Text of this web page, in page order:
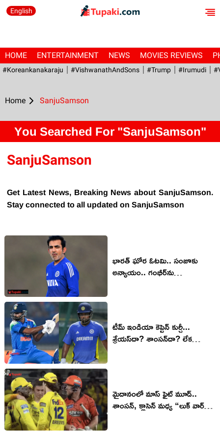
English
HOME ENTERTAINMENT NEWS MOVIES REVIEWS
#Koreankanakaraju #VishwanathAndSons #Trump #irumudi
Home SanjuSamson
You Searched For "SanjuSamson"
SanjuSamson
Get Latest News, Breaking News about SanjuSamson.
Stay connected to all updated on SanjuSamson
భారత్ ఘోర ఓటమి.. సంజూకు
అన్యాయం.. గంభీర్‌ను
టీమ్ ఇండియా కెప్టెన్ కుర్చీ...
శ్రేయస్‌దా? శాంసన్‌దా? లేక
మైదానంలో మాస్ ఫైట్ మూడ్..
శాంసన్, క్లాసెన్ మధ్య “లుక్ వార్”..